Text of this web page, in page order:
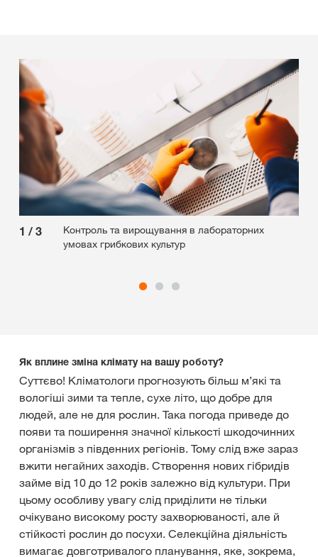
1 / 3
Контроль та вирощування в лабораторних
умовах грибкових культур
Як вплине зміна клімату на вашу роботу?
Суттєво! Кліматологи прогнозують більш м’які та
вологіші зими та тепле, сухе літо, що добре для
людей, але не для рослин. Така погода приведе до
появи та поширення значної кількості шкодочинних
організмів з південних регіонів. Тому слід вже зараз
вжити негайних заходів. Створення нових гібридів
займе від 10 до 12 років залежно від культури. При
цьому особливу увагу слід приділити не тільки
очікувано високому росту захворюваності, але й
стійкості рослин до посухи. Селекційна діяльність
вимагає довготривалого планування, яке, зокрема,